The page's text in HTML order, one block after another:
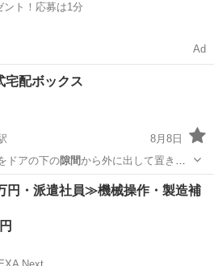
ント！応募は1分
Ad
宅配ボックス
8月8日
ドアの下の隙間から外に出して置きま
その他 宅配ボックス
円・派遣社員≫機械操作・製造補